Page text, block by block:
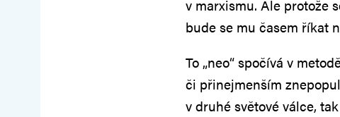
v marxismu. Ale protože
bude se mu časem říkat
To „neo“ spočívá v
či přinejmenším
v druhé světové válce,